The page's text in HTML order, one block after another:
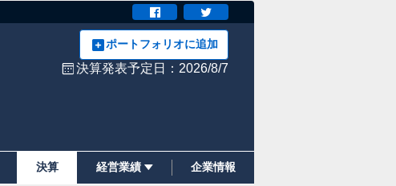
ポートフォリオに追加
決算発表予定日：2026/8/7
決算 経営業績 企業情報